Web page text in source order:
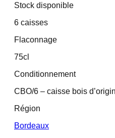
Stock disponible
6 caisses
Flaconnage
75cl
Conditionnement
CBO/6 – caisse bois
Région
Bordeaux